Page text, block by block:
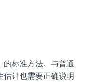
的标准方法。与普通
估计也需要正确说明